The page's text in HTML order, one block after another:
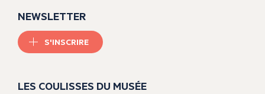
NEWSLETTER
S'INSCRIRE
LES COULISSES DU MUSÉE